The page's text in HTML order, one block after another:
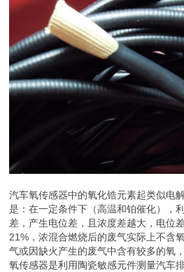
汽车氧传感器中的氧化锆元素起类似电
是：在一定条件下（高温和铂催化），
差，产生电位差，且浓度差越大，电位
21%，浓混合燃烧后的废气实际上不含
气或因缺火产生的废气中含有较多的氧
氧传感器是利用陶瓷敏感元件测量汽车